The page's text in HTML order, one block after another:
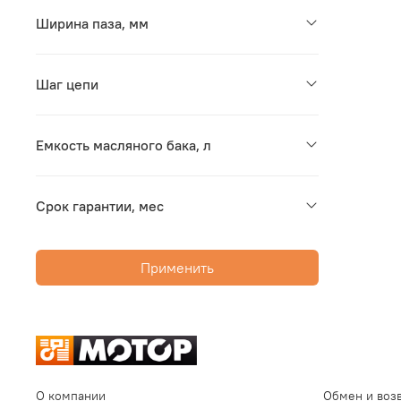
Ширина паза, мм
Шаг цепи
Емкость масляного бака, л
Срок гарантии, мес
Применить
О компании Обмен и